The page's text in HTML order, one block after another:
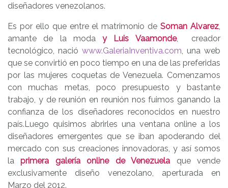
diseñadores venezolanos.
Es por ello que entre el matrimonio deSoman Alvarez
amante de la moda y Luis Vaamonde, creador
tecnológico, nació www.GaleriaInventiva.com , una web
que se convirtió en poco tiempo en una de las preferidas
por las mujeres coquetas de Venezuela. Comenzamos
con muchas metas, poco presupuesto y bastante
trabajo, y de reunión en reunión nos fuimos ganando la
confianza de los diseñadores reconocidos en nuestro
país.Luego quisimos abrirles una ventana online a los
diseñadores emergentes que se iban apoderando del
mercado con sus creaciones innovadoras, y así somos
laprimera galería online de Venezuela que vende
exclusivamente diseño venezolano, aperturada en
Marzo del 2012.